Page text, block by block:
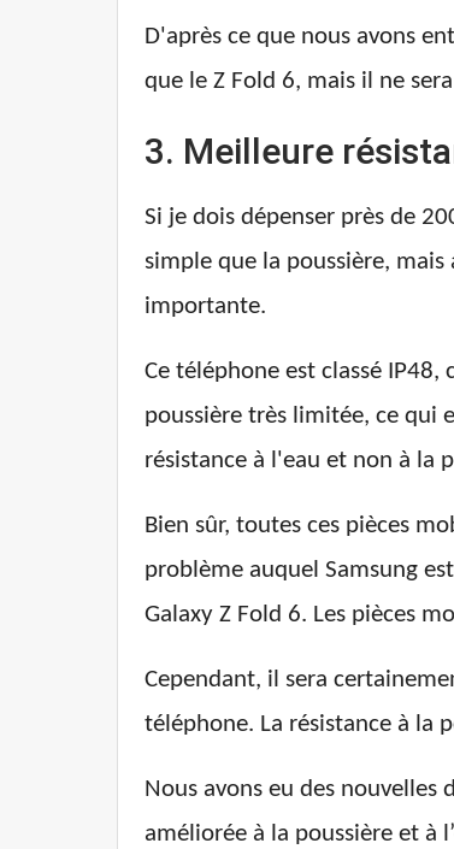
D'après ce que nous avons
que le Z Fold 6, mais il ne
3. Meilleure
Si je dois dépenser près de
simple que la poussière, mais
importante.
Ce téléphone est classé
poussière très limitée, ce qui
résistance à l'eau et non à la
Bien sûr, toutes ces pièces
problème auquel Samsung
Galaxy Z Fold 6. Les pièces
Cependant, il sera
téléphone. La résistance à la
Nous avons eu des nouvelles
améliorée à la poussière et à